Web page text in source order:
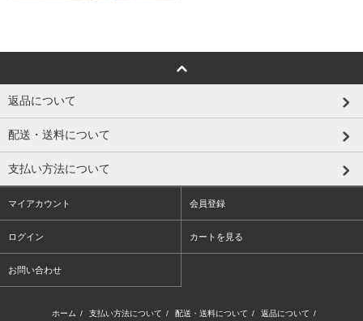
返品について
配送・送料について
支払い方法について
マイアカウント 会員登録
ログイン カートを見る
お問い合わせ
ホーム / 支払い方法について / 配送・送料について / 返品について /